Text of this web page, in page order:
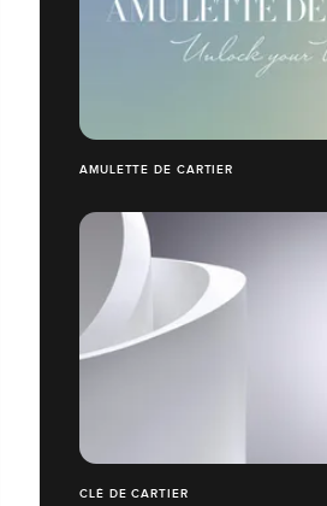
AMULETTE DE CARTIER
CLÉ DE CARTIER